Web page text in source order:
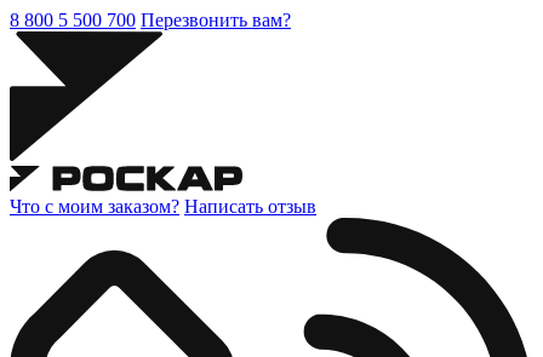
8 800 5 500 700 Перезвонить вам?
Что с моим заказом? Написать отзыв